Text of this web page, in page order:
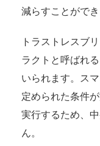
減らすことができ
トラストレスブ
ラクトと呼ばれ
いられます。ス
定められた条件
実行するため、
ん。